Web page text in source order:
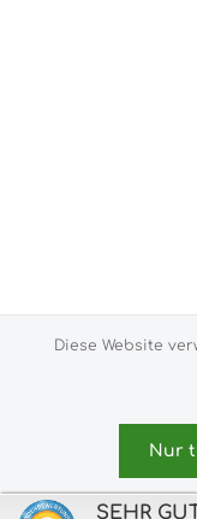
Diese Website
Nur
SEHR